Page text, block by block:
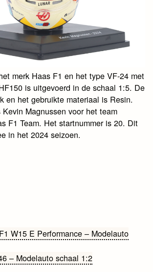
merk Haas F1 en het type VF-24 met
is uitgevoerd in de schaal 1:5. De
en het gebruikte materiaal is Resin.
Magnussen voor het team
F1 Team. Het startnummer is 20. Dit
in het 2024 seizoen.
W15 E Performance – Modelauto
– Modelauto schaal 1:2